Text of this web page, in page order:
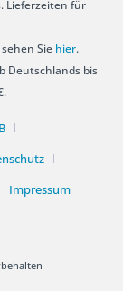
Lieferzeiten für
Sie hier.
Deutschlands bis
Impressum